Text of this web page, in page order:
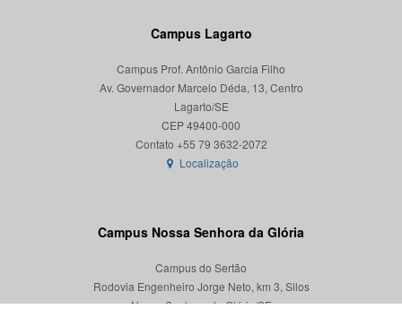
Campus Lagarto
Campus Prof. Antônio Garcia Filho
Av. Governador Marcelo Déda, 13, Centro
Lagarto/SE
CEP 49400-000
Localização
Campus Nossa Senhora da Glória
Campus do Sertão
Rodovia Engenheiro Jorge Neto, km 3, Silos
Nossa Senhora da Glória/SE